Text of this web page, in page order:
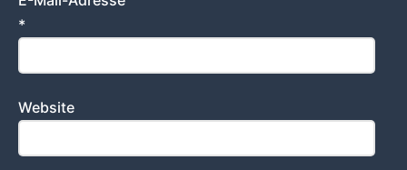
*
Website